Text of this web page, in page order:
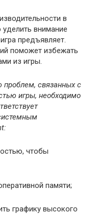
в
внимание
предъявляет.
поможет избежать
из игры.
связанных с
игры, необходимо
чтобы
памяти;
графику высокого